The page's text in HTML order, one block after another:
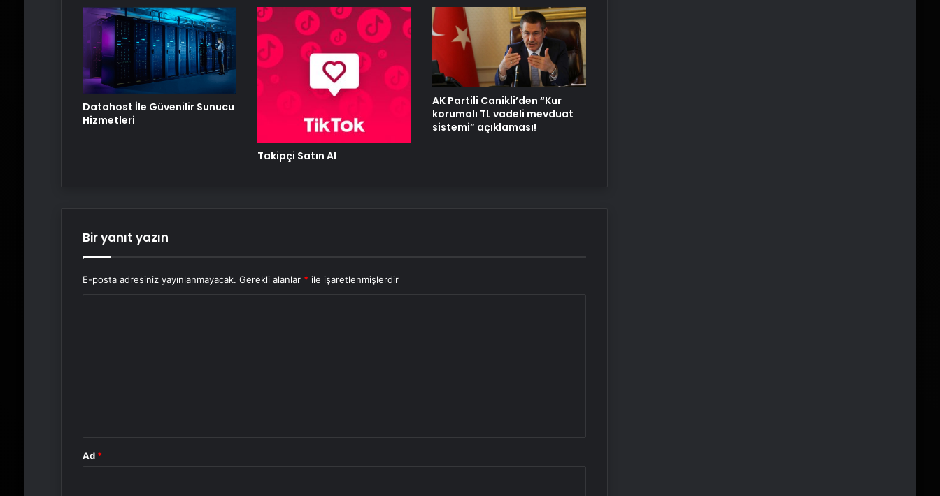
Datahost İle Güvenilir Sunucu
Hizmetleri
Takipçi Satın Al
AK Partili Canikli’den “Kur
korumalı TL vadeli mevduat
sistemi” açıklaması!
Bir yanıt yazın
E-posta adresiniz yayınlanmayacak. Gerekli alanlar * ile işaretlenmişlerdir
Ad *